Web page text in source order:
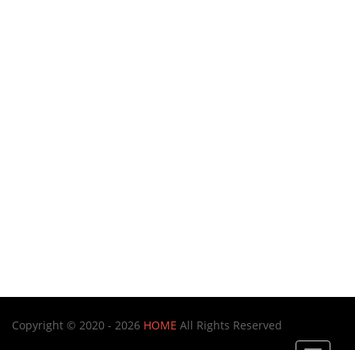
Copyright © 2020 - 2026 HOME All Rights Reserved